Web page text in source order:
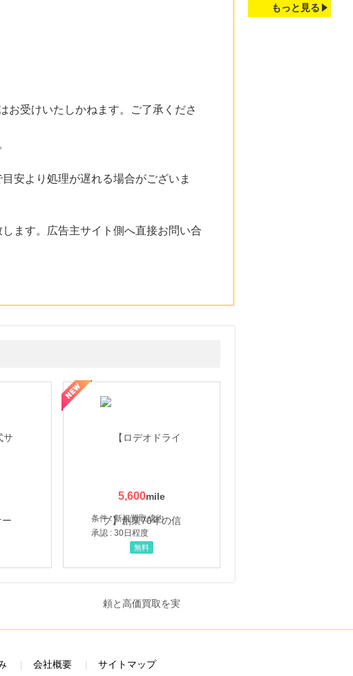
お受けいたしかねます。ご了承くださ
安より処理が遅れる場合がございま
ます。広告主サイト側へ直接お問い合
5,600
条件 : 新規買取成約
承認 : 30日程度
無料
もっと見る
会社概要 サイトマップ